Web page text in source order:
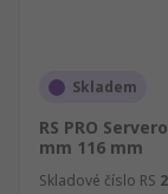
Skladem
RS PRO
mm 116 mm
Skladové číslo RS